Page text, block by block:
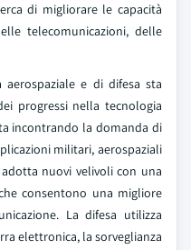
di migliorare le capacità
telecomunicazioni, delle
e di difesa sta
progressi nella tecnologia
incontrando la domanda di
militari, aerospaziali
nuovi velivoli con una
consentono una migliore
La difesa utilizza
elettronica, la sorveglianza